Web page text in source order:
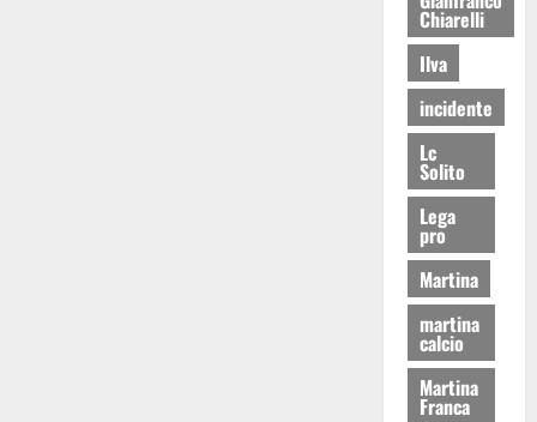
Chiarelli
Ilva
incidente
Lc
Solito
Lega
pro
Martina
martina
calcio
Martina
Franca